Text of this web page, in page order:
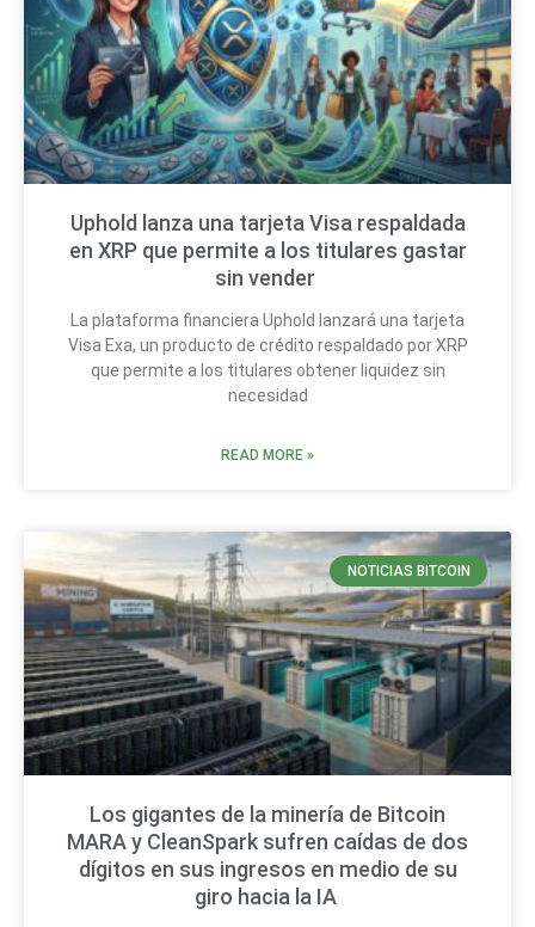
Uphold lanza una tarjeta Visa respaldada
en XRP que permite a los titulares gastar
sin vender
La plataforma financiera Uphold lanzará una tarjeta
Visa Exa, un producto de crédito respaldado por XRP
que permite a los titulares obtener liquidez sin
necesidad
READ MORE »
NOTICIAS BITCOIN
Los gigantes de la minería de Bitcoin
MARA y CleanSpark sufren caídas de dos
dígitos en sus ingresos en medio de su
giro hacia la IA